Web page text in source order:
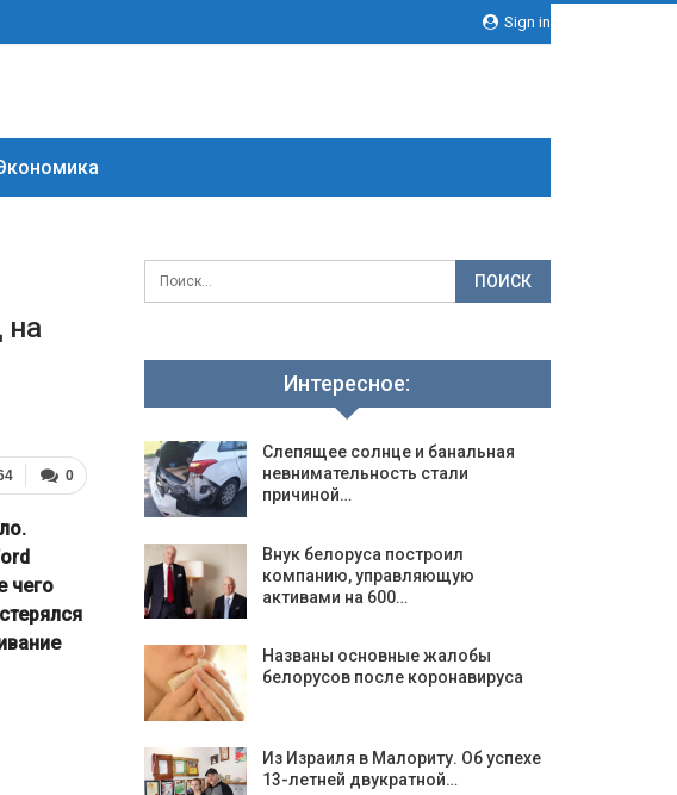
Sign in
на
0
чего
Интересное:
Слепящее солнце и банальная
невнимательность стали
причиной…
Внук белоруса построил
компанию, управляющую
активами на 600…
Названы основные жалобы
белорусов после коронавируса
Из Израиля в Малориту. Об успехе
13-летней двукратной…